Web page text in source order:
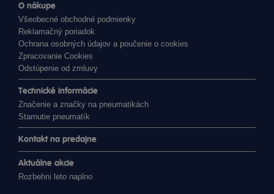
O nákupe
Všeobecné obchodné podmienky
Reklamačný poriadok
Ochrana osobných údajov a poučenie o cookies
Zpracovanie Cookies
Odstúpenie od zmluvy
Technické informácie
Značenie a značky na pneumatikách
Starnutie pneumatík
Kontakt na predajne
Aktuálne akcie
Rozbehni leto naplno